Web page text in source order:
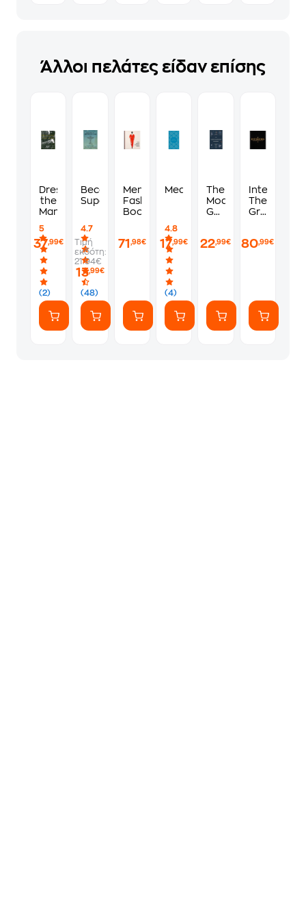
Άλλοι πελάτες είδαν επίσης
Dressing
the
Man
5
(2)
37,99€
Becoming
Supernatural
4.7
(48)
Τιμή
εκδότη:
21.94€
13,99€
Men's
Fashion
Book
71 ,98€
Meditations
4.8
(4)
17,99€
The
Modern
Gentleman's
22,99€
Interiors,
The
Greatest
the
80,99€